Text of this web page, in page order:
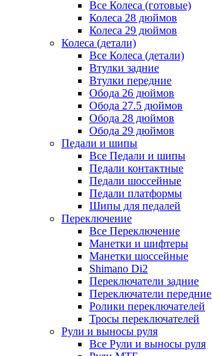
Все Колеса (готовые)
Колеса 28 дюймов
Колеса 29 дюймов
Колеса (детали)
Все Колеса (детали)
Втулки задние
Втулки передние
Обода 26 дюймов
Обода 27.5 дюймов
Обода 28 дюймов
Обода 29 дюймов
Педали и шипы
Все Педали и шипы
Педали контактные
Педали шоссейные
Педали платформы
Шипы для педалей
Переключение
Все Переключение
Манетки и шифтеры
Манетки шоссейные
Shimano Di2
Переключатели задние
Переключатели передние
Ролики переключателей
Тросы переключателей
Рули и выносы руля
Все Рули и выносы руля